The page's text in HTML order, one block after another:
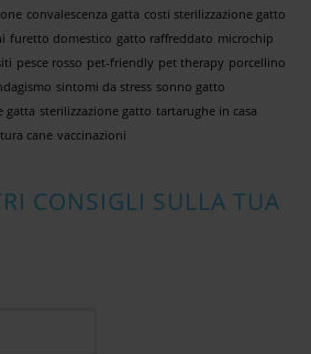
convalescenza gatta costi sterilizzazione gatto
furetto domestico gatto raffreddato microchip
pesce rosso pet-friendly pet therapy porcellino
sintomi da stress sonno gatto
gatta sterilizzazione gatto tartarughe in casa
cane vaccinazioni
CONSIGLI SULLA TUA